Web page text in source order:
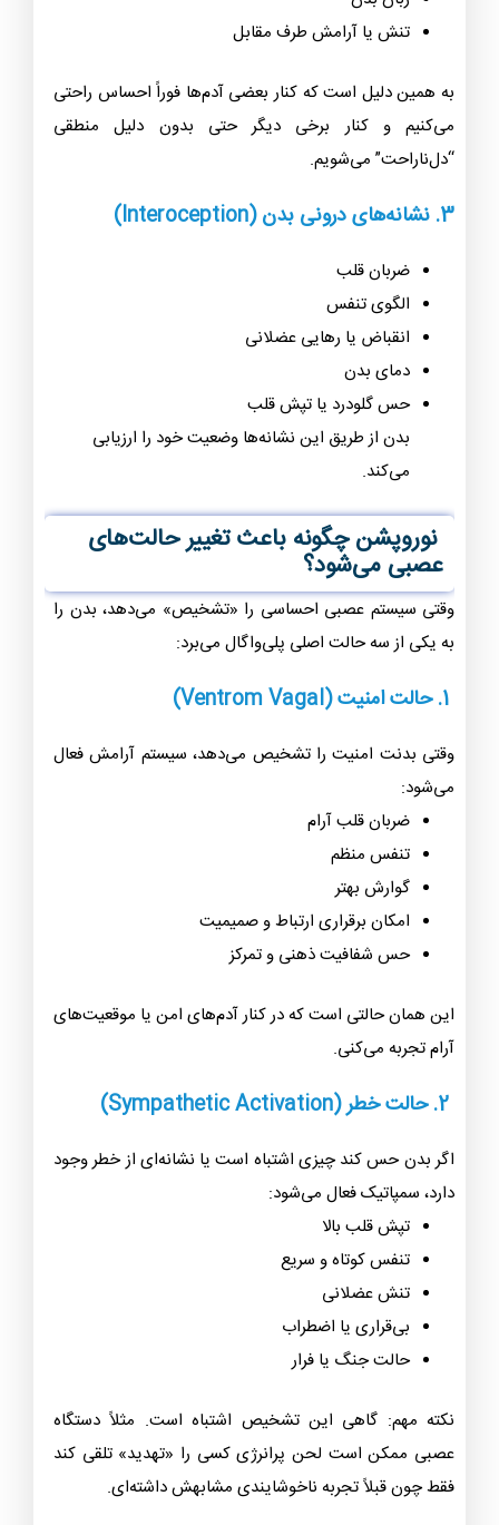
تنش یا آرامش طرف مقابل
به همین دلیل است که کنار بعضی آدم‌ها فوراً احساس راحتی
می‌کنیم و کنار برخی دیگر حتی بدون دلیل منطقی
“دل‌نا‌راحت” می‌شویم.
3. نشانه‌های درونی بدن (Interoception)
ضربان قلب
الگوی تنفس
انقباض یا رهایی عضلانی
دمای بدن
حس گلودرد یا تپش قلب
بدن از طریق این نشانه‌ها وضعیت خود را ارزیابی
می‌کند.
نوروپشن چگونه باعث تغییر حالت‌های
عصبی می‌شود؟
وقتی سیستم عصبی احساسی را «تشخیص» می‌دهد، بدن را
به یکی از سه حالت اصلی پلی‌واگال می‌برد:
حالت امنیت (Ventrom Vagal)
وقتی بدنت امنیت را تشخیص می‌دهد، سیستم آرامش فعال
می‌شود:
ضربان قلب آرام
تنفس منظم
گوارش بهتر
امکان برقراری ارتباط و صمیمیت
حس شفافیت ذهنی و تمرکز
این همان حالتی است که در کنار آدم‌های امن یا موقعیت‌های
آرام تجربه می‌کنی.
حالت خطر (Sympathetic Activation)
اگر بدن حس کند چیزی اشتباه است یا نشانه‌ای از خطر وجود
دارد، سمپاتیک فعال می‌شود:
تپش قلب بالا
تنفس کوتاه و سریع
تنش عضلانی
بی‌قراری یا اضطراب
حالت جنگ یا فرار
نکته مهم: گاهی این تشخیص اشتباه است. مثلاً دستگاه
عصبی ممکن است لحن پرانرژی کسی را «تهدید» تلقی کند
فقط چون قبلاً تجربه ناخوشایندی مشابهش داشته‌ای.